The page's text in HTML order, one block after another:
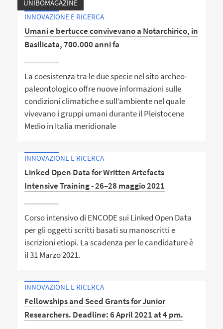
UNIBOMAGAZINE
INNOVAZIONE E RICERCA
Umani e bertucce convivevano a Notarchirico, in
Basilicata, 700.000 anni fa
La coesistenza tra le due specie nel sito archeo-
paleontologico offre nuove informazioni sulle
condizioni climatiche e sull’ambiente nel quale
vivevano i gruppi umani durante il Pleistocene
Medio in Italia meridionale
INNOVAZIONE E RICERCA
Linked Open Data for Written Artefacts
Intensive Training - 26–28 maggio 2021
Corso intensivo di ENCODE sui Linked Open Data
per gli oggetti scritti basati su manoscritti e
iscrizioni etiopi. La scadenza per le candidature è
il 31 Marzo 2021.
INNOVAZIONE E RICERCA
Fellowships and Seed Grants for Junior
Researchers. Deadline: 6 April 2021 at 4 pm.